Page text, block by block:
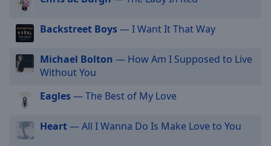
in-
Fullscreen
This
window.
Beginning
Backstreet Boys— I Want It That Way
Michael Bolton — How Am I Supposed to Live
Without You
Eagles— The Best of My Love
Heart— All I Wanna Do Is Make Love to You